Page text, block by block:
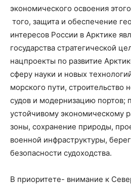
экономического освоения
того, защита и обеспечение
интересов России в Арктике
государства стратегической
нацпроекты по развитие
сферу науки и новых
морского пути, строительство
судов и модернизацию портов;
устойчивому экономическому
зоны, сохранение природы,
военной инфраструктуры,
безопасности судоходства.
В приоритете- внимание к